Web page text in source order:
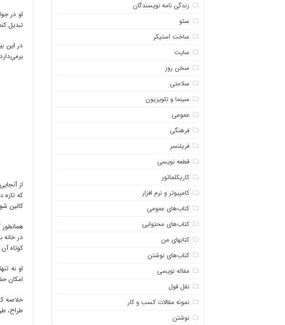
او در
تبدیل
در این
از
که تازه
کالین
در خانه
کوتاه
او نه
امکان
خلاصه
طراح،
زندگی نامه نویسندگان
سئو
ساخت استیکر
سایت
سخن روز
سلامتی
سینما و تلویزیون
عمومی
فرهنگی
فریلنسر
قطعه نویسی
کاریکلماتور
کامپیوتر و نرم افزار
کتاب‌های عمومی
کتاب‌های محتوایی
کتابهای من
کتاب‌های نوشتن
مقاله نویسی
نقل قول
نمونه مقالات کسب و کار
نوشتن